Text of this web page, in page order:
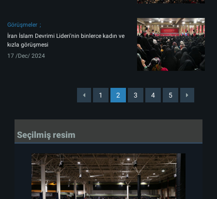
Görüşmeler
İran İslam Devrimi Lideri'nin binlerce kadın ve
kızla görüşmesi
17 /Dec/ 2024
1 2 3 4 5
Seçilmiş resim